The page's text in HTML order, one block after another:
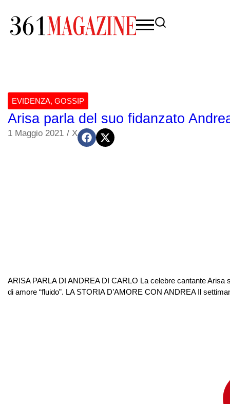
EVIDENZA, GOSSIP
Arisa parla del suo fidanzato
1 Maggio 2021 / X
ARISA PARLA DI ANDREA DI CARLO La celebre cantante
di amore “fluido”. LA STORIA D’AMORE CON ANDREA Il